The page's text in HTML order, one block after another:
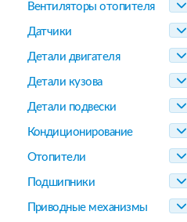
Вентиляторы отопителя
Датчики
Детали двигателя
Детали кузова
Детали подвески
Кондиционирование
Отопители
Подшипники
Приводные механизмы